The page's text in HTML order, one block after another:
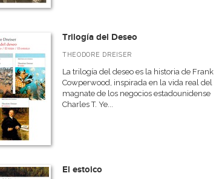
Trilogía del Deseo
THEODORE DREISER
La trilogía del deseo es la historia de Frank
Cowperwood, inspirada en la vida real del
magnate de los negocios estadounidense
Charles T. Ye...
El estoico